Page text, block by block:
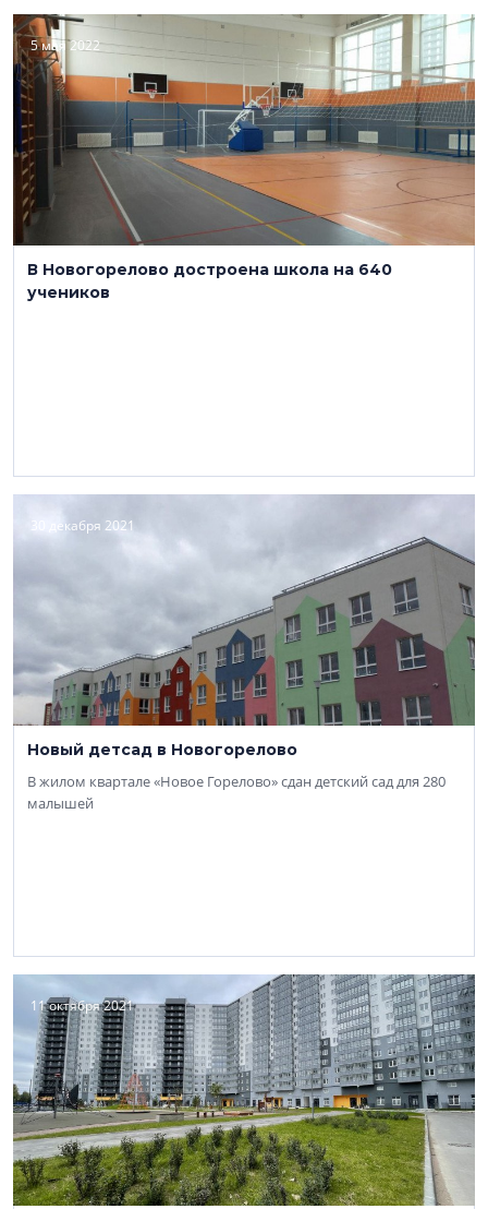
5 мая 2022
В Новогорелово достроена школа на 640
учеников
30 декабря 2021
Новый детсад в Новогорелово
В жилом квартале «Новое Горелово» сдан детский сад для 280
малышей
11 октября 2021